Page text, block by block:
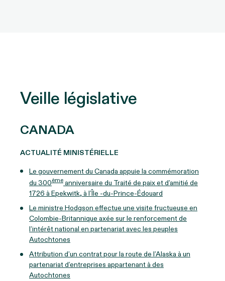
Veille législative
CANADA
ACTUALITÉ MINISTÉRIELLE
Le gouvernement du Canada appuie la commémoration
du 300ème anniversaire du Traité de paix et d’amitié de
1726 à Epekwitk, à l’Île -du-Prince-Édouard
Le ministre Hodgson effectue une visite fructueuse en
Colombie-Britannique axée sur le renforcement de
l’intérêt national en partenariat avec les peuples
Autochtones
Attribution d’un contrat pour la route de l’Alaska à un
partenariat d’entreprises appartenant à des
Autochtones